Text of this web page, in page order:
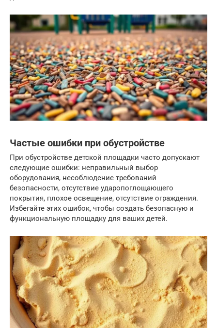
Частые ошибки при обустройстве
При обустройстве детской площадки часто допускают
следующие ошибки: неправильный выбор
оборудования, несоблюдение требований
безопасности, отсутствие ударопоглощающего
покрытия, плохое освещение, отсутствие ограждения.
Избегайте этих ошибок, чтобы создать безопасную и
функциональную площадку для ваших детей.